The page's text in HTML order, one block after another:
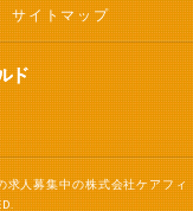
サイトマップ
求人募集中の株式会社ケアフィ